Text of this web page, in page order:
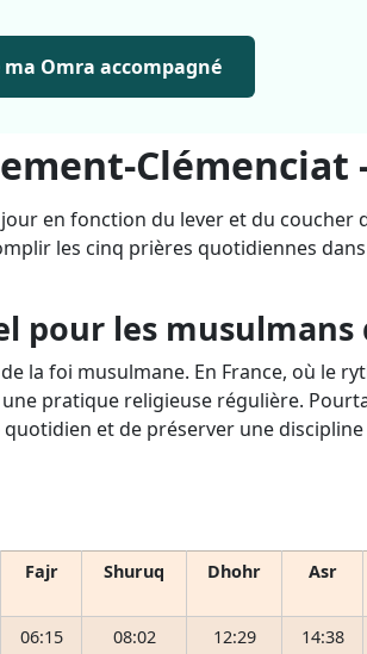
ma Omra accompagné
Clémenciat
en fonction du lever et du coucher
les cinq prières quotidiennes
pour les musulmans
la foi musulmane. En France, où le
pratique religieuse régulière.
et de préserver une
Fajr Shuruq Dhohr Asr
06:15 08:02 12:29 14:38